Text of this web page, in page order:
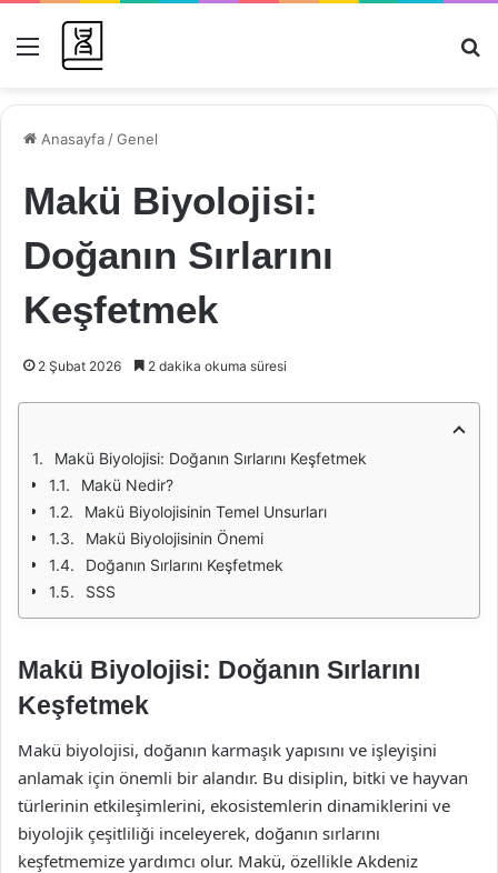
Menü
Anasayfa /Genel
Makü Biyolojisi:
Doğanın Sırlarını
Keşfetmek
2 Şubat 2026 2 dakika okuma süresi
Makü Biyolojisi: Doğanın Sırlarını Keşfetmek
Makü Nedir?
Makü Biyolojisinin Temel Unsurları
Makü Biyolojisinin Önemi
Doğanın Sırlarını Keşfetmek
SSS
Makü Biyolojisi: Doğanın Sırlarını
Keşfetmek
Makü biyolojisi, doğanın karmaşık yapısını ve işleyişini
anlamak için önemli bir alandır. Bu disiplin, bitki ve hayvan
türlerinin etkileşimlerini, ekosistemlerin dinamiklerini ve
biyolojik çeşitliliği inceleyerek, doğanın sırlarını
keşfetmemize yardımcı olur. Makü, özellikle Akdeniz